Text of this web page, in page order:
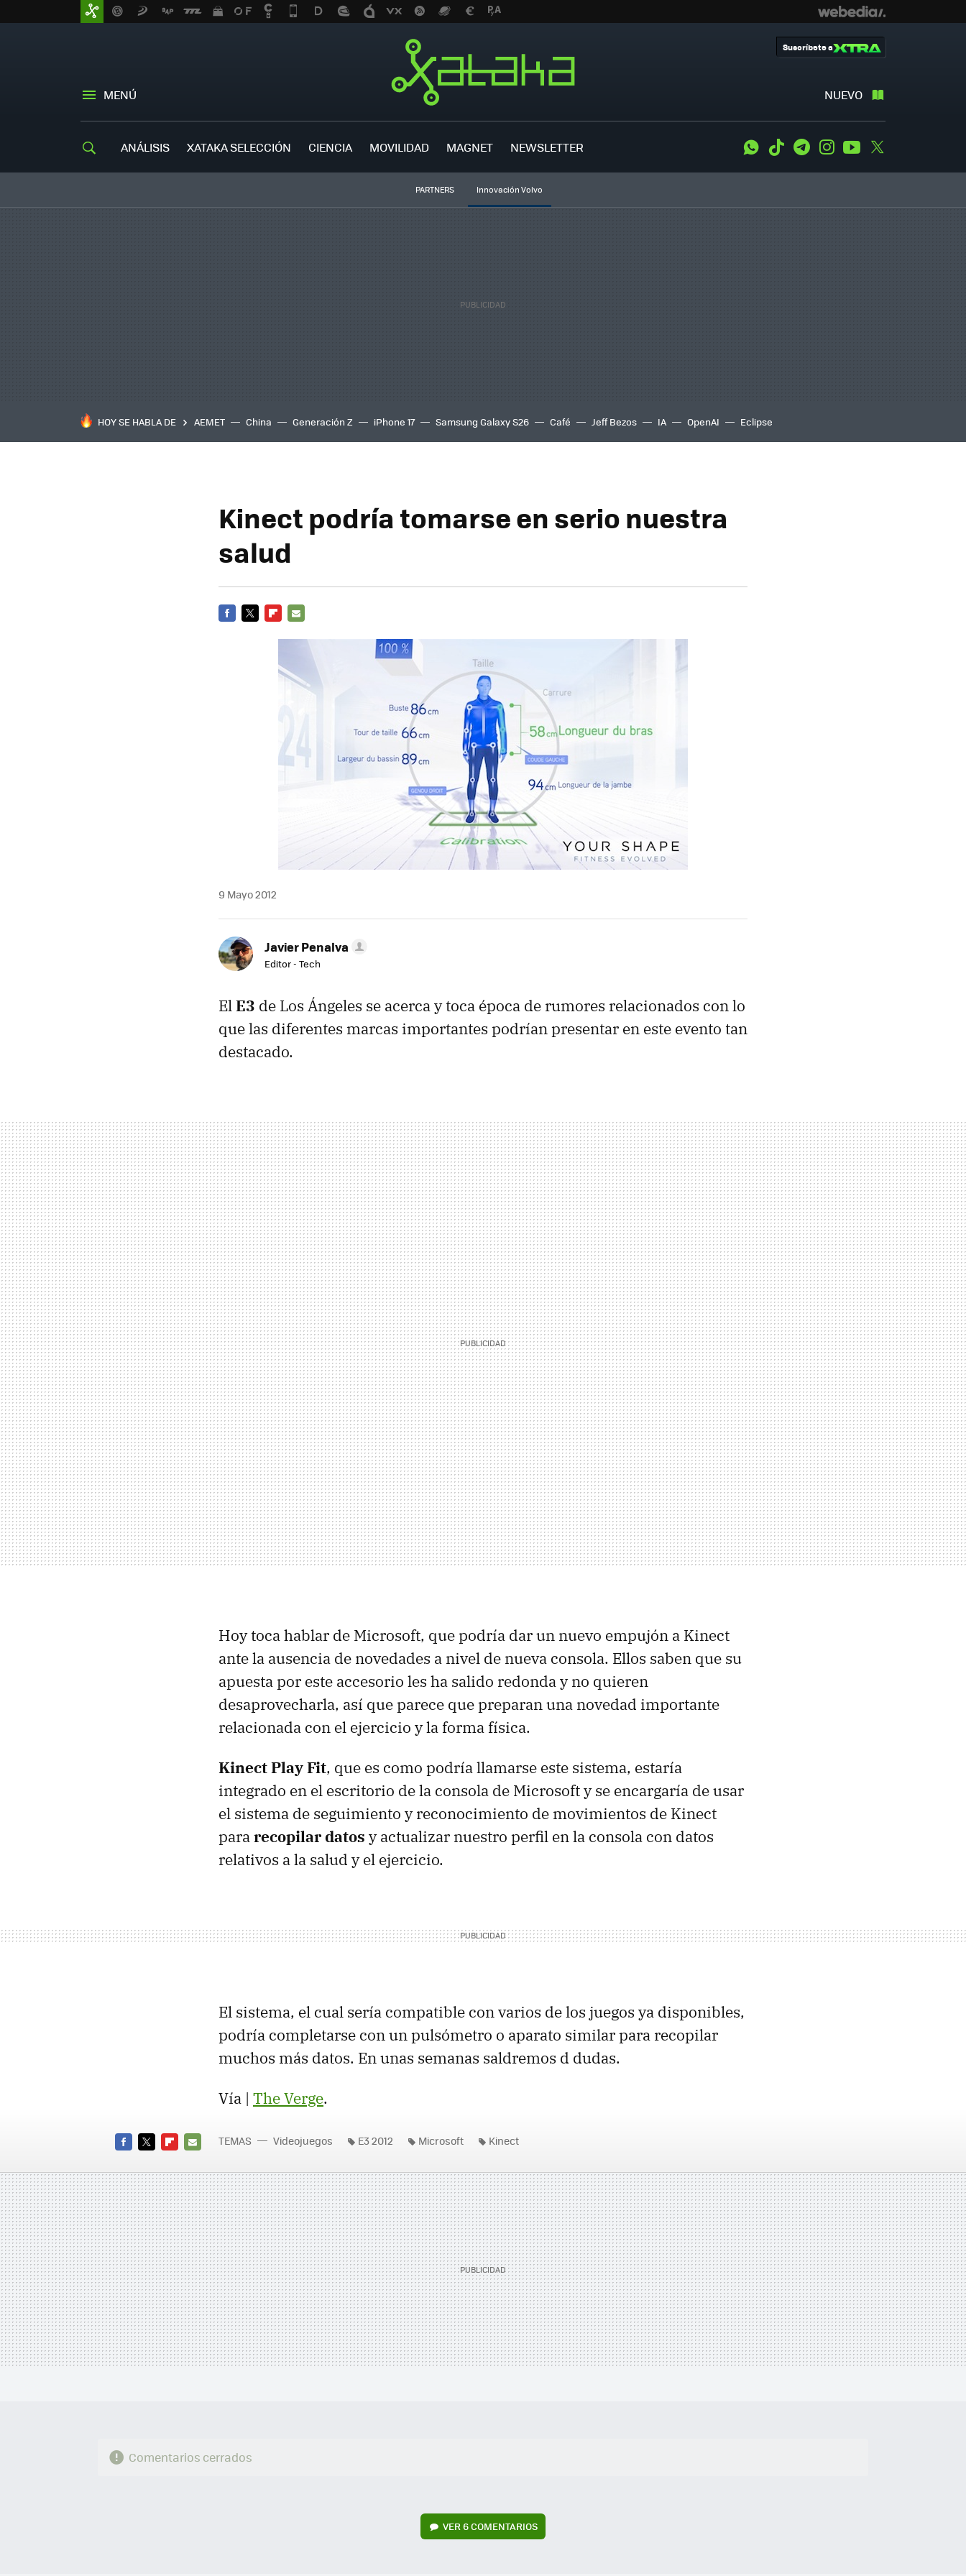
MENÚ NUEVO
Suscríbete a
ANÁLISIS XATAKA SELECCIÓN CIENCIA MOVILIDAD MAGNET NEWSLETTER WhatsApp
Tiktok TelegramInstagramYoutube
PARTNERS Innovación Volvo
HOY SE HABLA DE AEMET China Generación Z iPhone 17 Samsung Galaxy S26 Café Jeff Bezos IA OpenAI Eclipse
Kinect podría tomarse en serio nuestra
salud
9 Mayo 2012
Javier Penalva
Editor - Tech
ElE3 de Los Ángeles se acerca y toca época de rumores relacionados con lo
que las diferentes marcas importantes podrían presentar en este evento tan
destacado.
Hoy toca hablar de Microsoft, que podría dar un nuevo empujón a Kinect
ante la ausencia de novedades a nivel de nueva consola. Ellos saben que su
apuesta por este accesorio les ha salido redonda y no quieren
desaprovecharla, así que parece que preparan una novedad importante
relacionada con el ejercicio y la forma física.
Kinect Play Fit, que es como podría llamarse este sistema, estaría
integrado en el escritorio de la consola de Microsoft y se encargaría de usar
el sistema de seguimiento y reconocimiento de movimientos de Kinect
pararecopilar datos y actualizar nuestro perfil en la consola con datos
relativos a la salud y el ejercicio.
El sistema, el cual sería compatible con varios de los juegos ya disponibles,
podría completarse con un pulsómetro o aparato similar para recopilar
muchos más datos. En unas semanas saldremos d dudas.
Vía | The Verge.
MAIL
TEMAS Videojuegos E3 2012 Microsoft Kinect
Comentarios cerrados
VER6 COMENTARIOS